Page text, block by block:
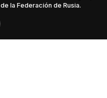
la Federación de Rusia.